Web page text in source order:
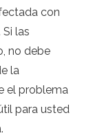
con
las
no debe
la
el problema
para usted